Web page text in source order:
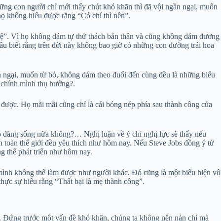
con người chỉ mới thấy chút khó khăn thì đã vội ngần ngại, muốn
không hiểu được rằng “Có chí thì nên”.
Vì họ không dám tự thử thách bản thân và cũng không dám đương
biết rằng trên đời này không bao giờ có những con đường trải hoa
muốn từ bỏ, không dám theo đuổi đến cùng đều là những biểu
mình thụ hưởng?.
Họ mãi mãi cũng chỉ là cái bóng nép phía sau thành công của
sống nữa không?… Nghị luận về ý chí nghị lực sẽ thấy nếu
thế giới đều yêu thích như hôm nay. Nếu Steve Jobs đồng ý từ
thể phát triển như hôm nay.
không thể làm được như người khác. Đó cũng là một biểu hiện vô
sự hiểu rằng “Thất bại là mẹ thành công”.
trước một vấn đề khó khăn, chúng ta không nên nản chí mà